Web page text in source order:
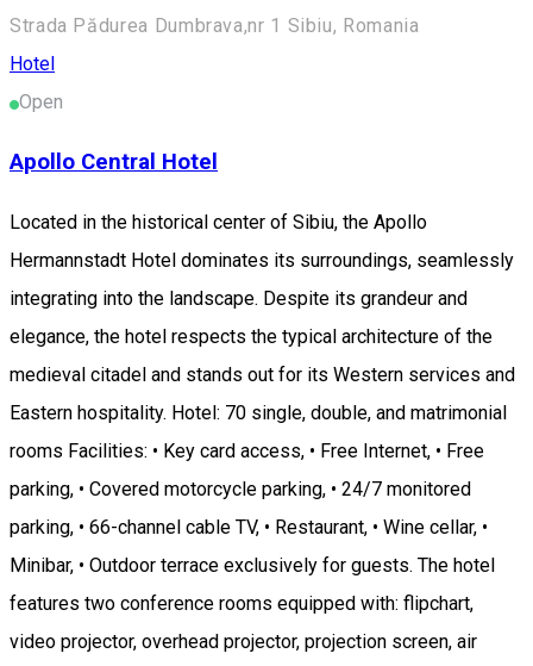
Strada Pădurea Dumbrava,nr 1 Sibiu, Romania
Hotel
Open
Apollo Central Hotel
Located in the historical center of Sibiu, the Apollo
Hermannstadt Hotel dominates its surroundings, seamlessly
integrating into the landscape. Despite its grandeur and
elegance, the hotel respects the typical architecture of the
medieval citadel and stands out for its Western services and
Eastern hospitality. Hotel: 70 single, double, and matrimonial
rooms Facilities: • Key card access, • Free Internet, • Free
parking, • Covered motorcycle parking, • 24/7 monitored
parking, • 66-channel cable TV, • Restaurant, • Wine cellar, •
Minibar, • Outdoor terrace exclusively for guests. The hotel
features two conference rooms equipped with: flipchart,
video projector, overhead projector, projection screen, air